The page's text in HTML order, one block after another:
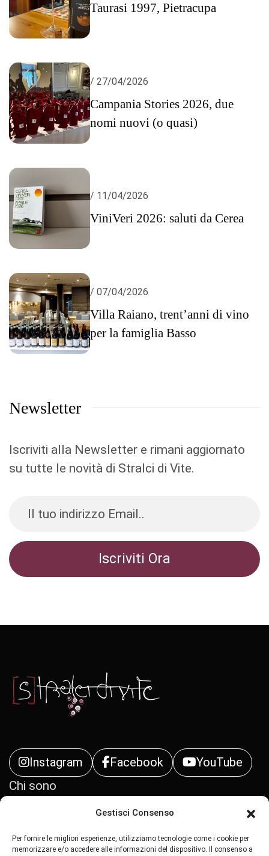
Gestisci Consenso
Per fornire le migliori esperienze, utilizziamo tecnologie come i cookie per
memorizzare e/o accedere alle informazioni del dispositivo. Il consenso a
Taurasi 1997, Pietracupa
/ 27/04/2026
Campania Stories 2026, due
nomi nuovi (o quasi)
/ 11/04/2026
ViniVeri 2026: saluti da Cerea
/ 07/04/2026
Villa Raiano, trent’anni di vino
per la famiglia Basso
Newsletter
Iscriviti alla Newsletter e rimani aggiornato
su tutte le novità di Stralci di Vite.
Instagram Facebook
YouTube
Chi sono
Privacy Policy